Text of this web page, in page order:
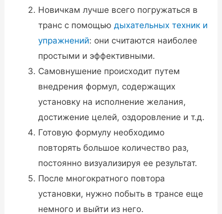
Новичкам лучше всего погружаться в
транс с помощьюдыхательных техник и
упражнений: они считаются наиболее
простыми и эффективными.
Самовнушение происходит путем
внедрения формул, содержащих
установку на исполнение желания,
достижение целей, оздоровление и т.д.
Готовую формулу необходимо
повторять большое количество раз,
постоянно визуализируя ее результат.
После многократного повтора
установки, нужно побыть в трансе еще
немного и выйти из него.